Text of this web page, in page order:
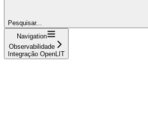
Pesquisar...
Navigation
Observabilidade
Integração OpenLIT